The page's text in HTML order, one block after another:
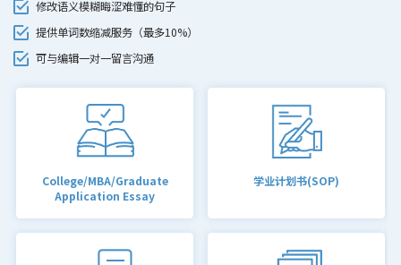
修改语义模糊晦涩难懂的句子
提供单词数缩减服务（最多10%）
可与编辑一对一留言沟通
College/MBA/Graduate
Application Essay
学业计划书(SOP)